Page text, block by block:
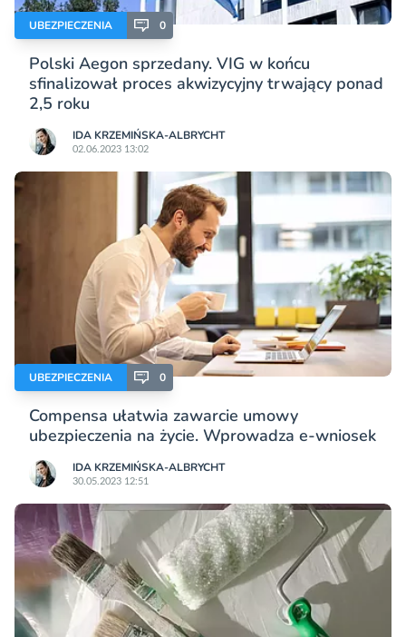
UBEZPIECZENIA 0
Polski Aegon sprzedany. VIG w końcu
sfinalizował proces akwizycyjny trwający ponad
2,5 roku
IDA KRZEMIŃSKA-ALBRYCHT
02.06.2023 13:02
UBEZPIECZENIA 0
Compensa ułatwia zawarcie umowy
ubezpieczenia na życie. Wprowadza e-wniosek
IDA KRZEMIŃSKA-ALBRYCHT
30.05.2023 12:51